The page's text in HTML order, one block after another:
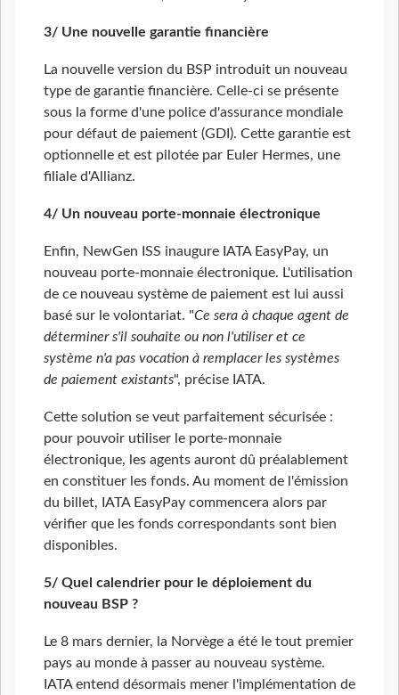
3/ Une nouvelle garantie financière
La nouvelle version du BSP introduit un nouveau
type de garantie financière. Celle-ci se présente
sous la forme d'une police d'assurance mondiale
pour défaut de paiement (GDI). Cette garantie est
optionnelle et est pilotée par Euler Hermes, une
filiale d'Allianz.
4/ Un nouveau porte-monnaie électronique
Enfin, NewGen ISS inaugure IATA EasyPay, un
nouveau porte-monnaie électronique. L'utilisation
de ce nouveau système de paiement est lui aussi
basé sur le volontariat. "Ce sera à chaque agent de
déterminer s'il souhaite ou non l'utiliser et ce
système n'a pas vocation à remplacer les systèmes
de paiement existants", précise IATA.
Cette solution se veut parfaitement sécurisée :
pour pouvoir utiliser le porte-monnaie
électronique, les agents auront dû préalablement
en constituer les fonds. Au moment de l'émission
du billet, IATA EasyPay commencera alors par
vérifier que les fonds correspondants sont bien
disponibles.
5/ Quel calendrier pour le déploiement du
nouveau BSP ?
Le 8 mars dernier, la Norvège a été le tout premier
pays au monde à passer au nouveau système.
IATA entend désormais mener l'implémentation de